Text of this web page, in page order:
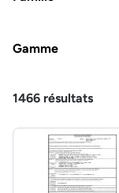
Gamme
1466 résultats